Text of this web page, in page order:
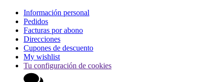
Información personal
Pedidos
Facturas por abono
Direcciones
Cupones de descuento
My wishlist
Tu configuración de cookies